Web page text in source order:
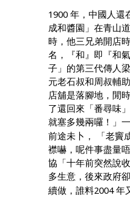
1900 年，中國人還
成和醬園」在青山
時，他三兄弟開店
名，『和』即『和
子」的第三代傳人
元老石叔和周叔輔
店舖是落腳地，閒
了還回來「番尋味
就塞多幾兩囉！」
前途未卜，
「老竇
襟嚇，呢件事盡量
協「十年前突然說
多生意，後來政府
續做，誰料2004年